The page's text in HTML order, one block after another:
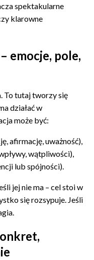
spektakularne
klarowne
emocje, pole,
. To tutaj tworzy się
działać w
może być:
afirmację, uważność),
wątpliwości),
lub spójności).
jej nie ma – cel stoi w
się rozsypuje. Jeśli